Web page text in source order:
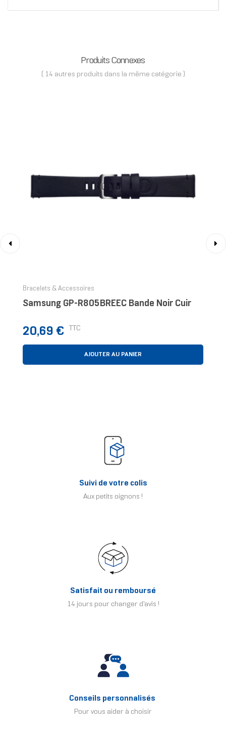
Produits Connexes
( 14 autres produits dans la même catégorie )
Bracelets & Accessoires
Samsung GP-R805BREEC Bande Noir Cuir
Prix
20,69 € TTC
AJOUTER AU PANIER
Suivi de votre colis
Aux petits oignons !
Satisfait ou remboursé
14 jours pour changer d'avis !
Conseils personnalisés
Pour vous aider à choisir